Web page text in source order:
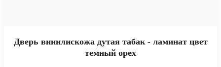
Дверь винилискожа дутая табак - ламинат цвет
темный орех